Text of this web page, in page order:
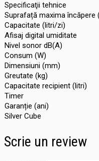
Specificaţii tehnice
Suprafață maxima încăpere
Capacitate (litri/zi)
Afisaj digital umiditate
Nivel sonor dB(A)
Consum (W)
Dimensiuni (mm)
Greutate (kg)
Capacitate recipient (litri)
Timer
Garanție (ani)
Silver Cube
Scrie un review